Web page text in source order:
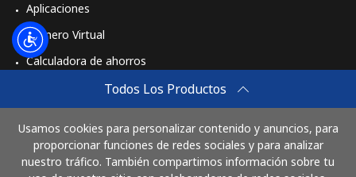
Todos Los Productos
Usamos cookies para personalizar contenido y anuncios, para
proporcionar funciones de redes sociales y para analizar
nuestro tráfico. También compartimos información sobre tu
Aplicaciones
Número Virtual
Calculadora de ahorros
Comprar
Cómo funciona